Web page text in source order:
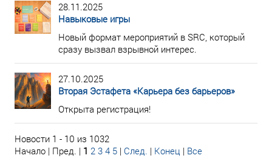
28.11.2025
Навыковые игры
Новый формат мероприятий в SRC, который
сразу вызвал взрывной интерес.
27.10.2025
Вторая Эстафета «Карьера без барьеров»
Открыта регистрация!
Новости 1 - 10 из 1032
Начало | Пред. | 1 2 3 4 5 | След. | Конец | Все